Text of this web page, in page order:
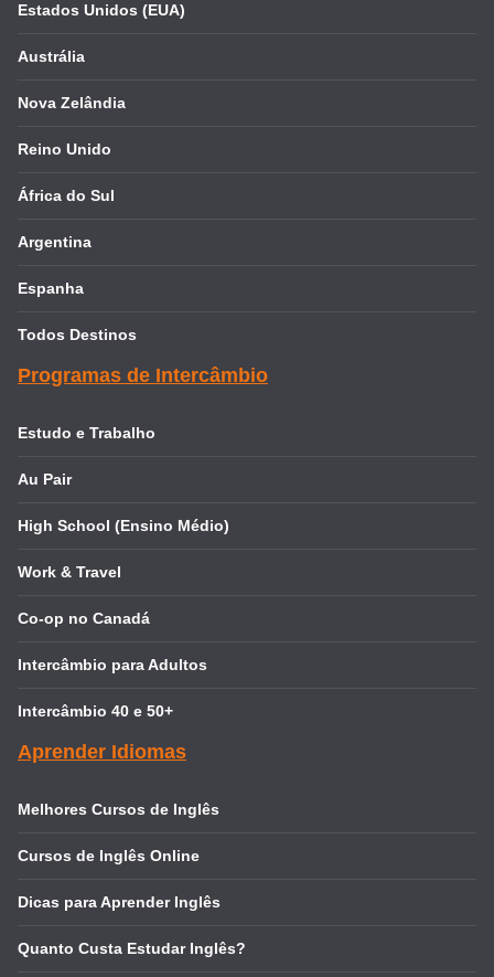
Estados Unidos (EUA)
Austrália
Nova Zelândia
Reino Unido
África do Sul
Argentina
Espanha
Todos Destinos
Programas de Intercâmbio
Estudo e Trabalho
Au Pair
High School (Ensino Médio)
Work & Travel
Co-op no Canadá
Intercâmbio para Adultos
Intercâmbio 40 e 50+
Aprender Idiomas
Melhores Cursos de Inglês
Cursos de Inglês Online
Dicas para Aprender Inglês
Quanto Custa Estudar Inglês?